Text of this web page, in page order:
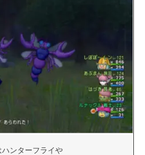
ンターフライや